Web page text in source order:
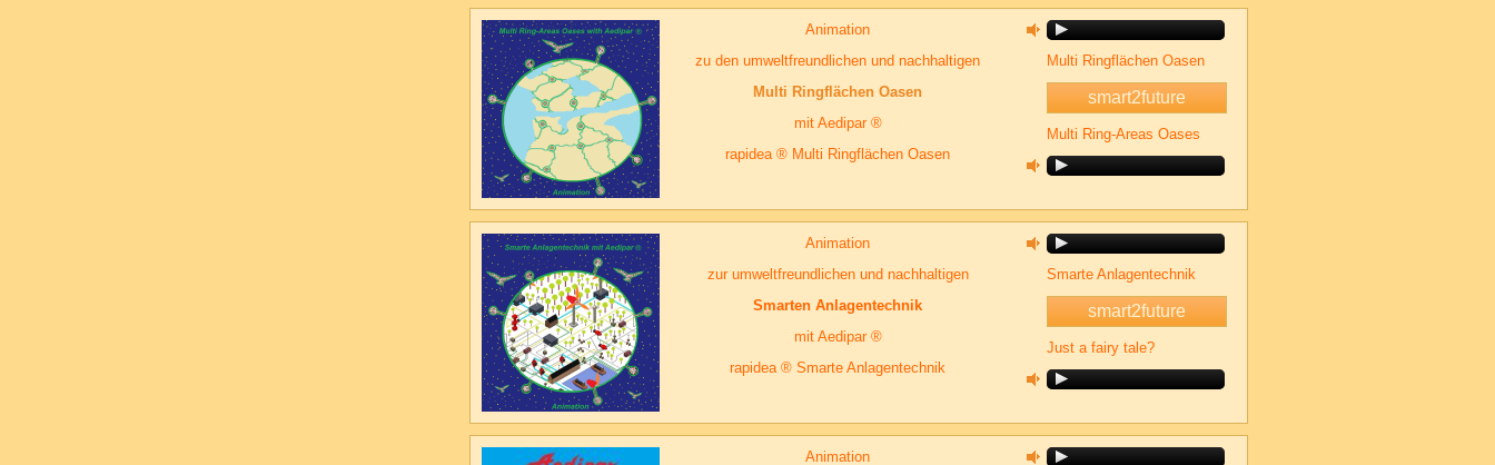
Animation
zu den umweltfreundlichen und nachhaltigen
Multi Ringflächen Oasen
mit Aedipar ®
rapidea ® Multi Ringflächen Oasen
Multi Ringflächen Oasen
smart2future
Multi Ring-Areas Oases
Animation
zur umweltfreundlichen und nachhaltigen
Smarten Anlagentechnik
mit Aedipar ®
rapidea ® Smarte Anlagentechnik
Smarte Anlagentechnik
smart2future
Just a fairy tale?
Animation